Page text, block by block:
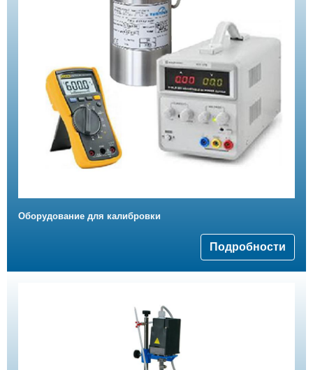
Оборудование для калибровки
Подробности